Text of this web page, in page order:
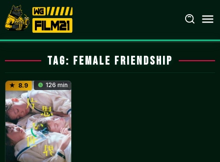
Loncat
ke
konten
Tag: female friendship
8.9 126 min